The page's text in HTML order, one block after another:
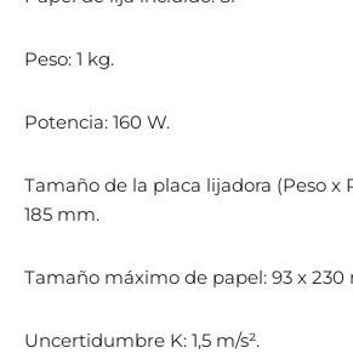
Peso: 1 kg.
Potencia: 160 W.
Tamaño de la placa lijadora (Peso x
185 mm.
Tamaño máximo de papel: 93 x 230
Uncertidumbre K: 1,5 m/s².